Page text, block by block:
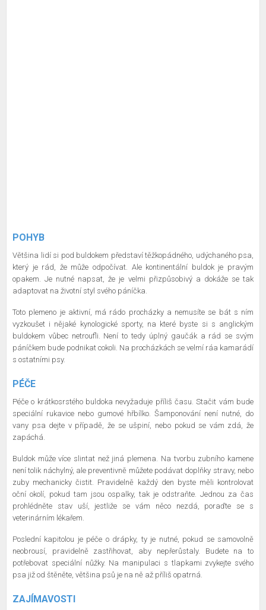
POHYB
Většina lidí si pod buldokem představí těžkopádného, udýchaného psa,
který je rád, že může odpočívat. Ale kontinentální buldok je pravým
opakem. Je nutné napsat, že je velmi přizpůsobivý a dokáže se tak
adaptovat na životní styl svého páníčka.
Toto plemeno je aktivní, má rádo procházky a nemusíte se bát s ním
vyzkoušet i nějaké kynologické sporty, na které byste si s anglickým
buldokem vůbec netroufli. Není to tedy úplný gaučák a rád se svým
páníčkem bude podnikat cokoli. Na procházkách se velmí ráa kamarádí
s ostatními psy.
PÉČE
Péče o krátkosrstého buldoka nevyžaduje příliš času. Stačit vám bude
speciální rukavice nebo gumové hřbílko. Šamponování není nutné, do
vany psa dejte v případě, že se ušpiní, nebo pokud se vám zdá, že
zapáchá.
Buldok může více slintat než jiná plemena. Na tvorbu zubního kamene
není tolik náchylný, ale preventivně můžete podávat doplňky stravy, nebo
zuby mechanicky čistit. Pravidelně každý den byste měli kontrolovat
oční okolí, pokud tam jsou ospalky, tak je odstraňte. Jednou za čas
prohlédněte stav uší, jestliže se vám něco nezdá, poraďte se s
veterinárním lékařem.
Poslední kapitolou je péče o drápky, ty je nutné, pokud se samovolně
neobrousí, pravidelně zastřihovat, aby nepřerůstaly. Budete na to
potřebovat speciální nůžky. Na manipulaci s tlapkami zvykejte svého
psa již od štěněte, většina psů je na ně až příliš opatrná.
ZAJÍMAVOSTI